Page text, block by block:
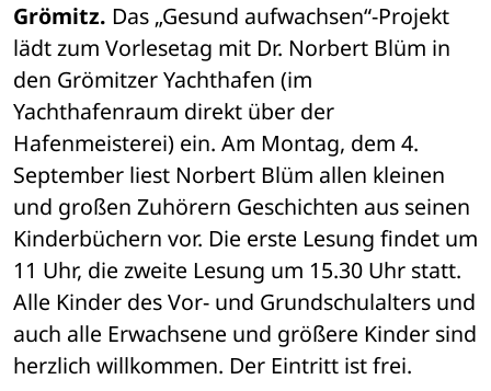
Grömitz. Das „Gesund aufwachsen“-Projekt
lädt zum Vorlesetag mit Dr. Norbert Blüm in
den Grömitzer Yachthafen (im
Yachthafenraum direkt über der
Hafenmeisterei) ein. Am Montag, dem 4.
September liest Norbert Blüm allen kleinen
und großen Zuhörern Geschichten aus seinen
Kinderbüchern vor. Die erste Lesung findet um
11 Uhr, die zweite Lesung um 15.30 Uhr statt.
Alle Kinder des Vor- und Grundschulalters und
auch alle Erwachsene und größere Kinder sind
herzlich willkommen. Der Eintritt ist frei.